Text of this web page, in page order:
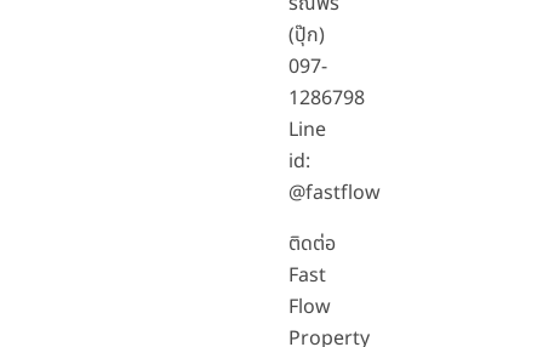
(ปุ๊ก)
097-
1286798
Line
id:
@fastflow
ติดต่อ
Fast
Flow
Property